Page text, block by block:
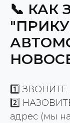
📞 КАК
1️⃣
2️⃣
адрес (мы